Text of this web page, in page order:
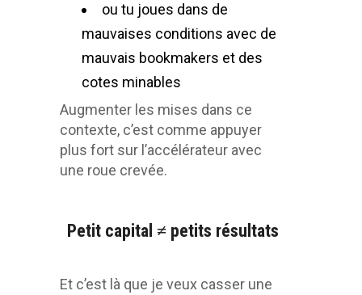
ou tu joues dans de
mauvaises conditions avec de
mauvais bookmakers et des
cotes minables
Augmenter les mises dans ce
contexte, c’est comme appuyer
plus fort sur l’accélérateur avec
une roue crevée.
Petit capital ≠ petits résultats
Et c’est là que je veux casser une